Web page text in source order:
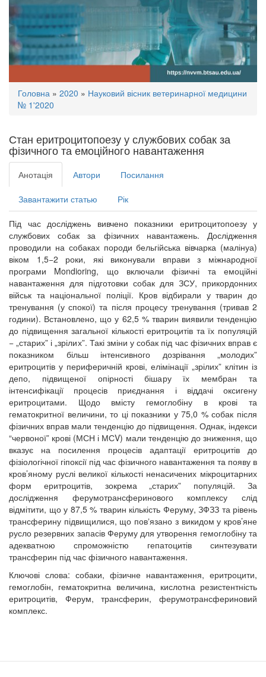
Ви
тут
Головна » 2020 » Науковий вісник ветеринарної медицини
№ 1'2020
Стан еритроцитопоезу у службових собак за
фізичного та емоційного навантаження
Анотація Автори Посилання
Завантажити статью Рік
Під час досліджень вивчено показники еритроцитопоезу у
службових собак за фізичних навантажень. Дослідження
проводили на собаках породи бельгійська вівчарка (малінуа)
віком 1,5−2 роки, які виконували вправи з міжнародної
програми Mondioring, що включали фізичні та емоційні
навантаження для підготовки собак для ЗСУ, прикордонних
військ та національної поліції. Кров відбирали у тварин до
тренування (у спокої) та після процесу тренування (тривав 2
години). Встановлено, що у 62,5 % тварин виявили тенденцію
до підвищення загальної кількості еритроцитів та їх популяцій
− „старих” і „зрілих”. Такі зміни у собак під час фізичних вправ є
показником більш інтенсивного дозрівання „молодих”
еритроцитів у периферичній крові, елімінації „зрілих” клітин із
депо, підвищеної опірності бішару їх мембран та
інтенсифікації процесів приєднання і віддачі оксигену
еритроцитами. Щодо вмісту гемоглобіну в крові та
гематокритної величини, то ці показники у 75,0 % собак після
фізичних вправ мали тенденцію до підвищення. Однак, індекси
“червоної” крові (МСН і МСV) мали тенденцію до зниження, що
вказує на посилення процесів адаптації еритроцитів до
фізіологічної гіпоксії під час фізичного навантаження та появу в
кров’яному руслі великої кількості ненасичених мікроцитарних
форм еритроцитів, зокрема „старих” популяцій. За
дослідження ферумотрансферинового комплексу слід
відмітити, що у 87,5 % тварин кількість Феруму, ЗФЗЗ та рівень
трансферину підвищилися, що повʼязано з викидом у кров’яне
русло резервних запасів Феруму для утворення гемоглобіну та
адекватною спроможністю гепатоцитів синтезувати
трансферин під час фізичного навантаження.
Ключові слова: собаки, фізичне навантаження, еритроцити,
гемоглобін, гематокритна величина, кислотна резистентність
еритроцитів, Ферум, трансферин, ферумотрансфериновий
комплекс.